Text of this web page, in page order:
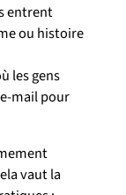
entrent
ou histoire
les gens
mail pour
vaut la